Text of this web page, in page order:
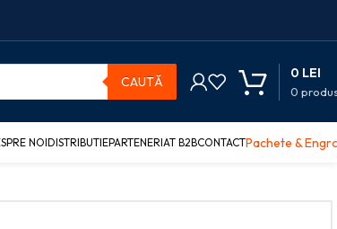
CAUTĂ
0
0 LEI
NOIDISTRIBUTIEPARTENERIAT B2BCONTACTPachete &